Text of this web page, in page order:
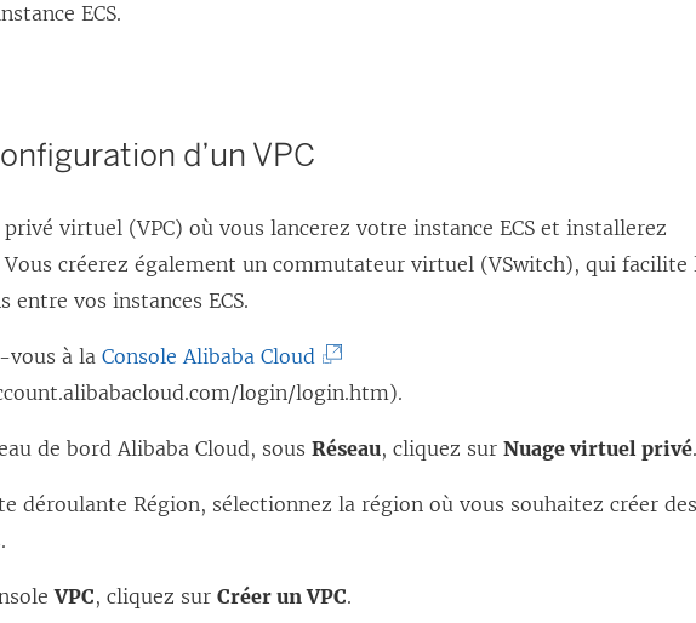
a
n
n
d
a
e
ECS.
d’un VPC
privé virtuel (VPC) où vous lancerez votre instance ECS et installerez
Vous créerez également un commutateur virtuel (VSwitch), qui facilite
entre vos instances ECS.
vous à laConsole Alibaba Cloud (
L
i
s
login/login.htm).
de bord Alibaba Cloud, sousRéseau, cliquez surNuage virtuel privé.
déroulante Région, sélectionnez la région où vous souhaitez créer des
VPC, cliquez surCréer un VPC.